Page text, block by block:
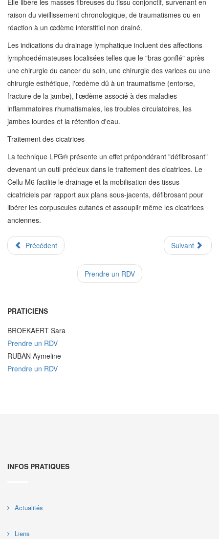
Elle libère les masses fibreuses du tissu conjonctif, survenant en
raison du vieillissement chronologique, de traumatismes ou en
réaction à un œdème interstitiel non drainé.
Les indications du drainage lymphatique incluent des affections
lymphoedémateuses localisées telles que le "bras gonflé" après
une chirurgie du cancer du sein, une chirurgie des varices ou une
chirurgie esthétique, l'œdème dû à un traumatisme (entorse,
fracture de la jambe), l'œdème associé à des maladies
inflammatoires rhumatismales, les troubles circulatoires, les
jambes lourdes et la rétention d'eau.
Traitement des cicatrices
La technique LPG® présente un effet prépondérant "défibrosant"
devenant un outil précieux dans le traitement des cicatrices. Le
Cellu M6 facilite le drainage et la mobilisation des tissus
cicatriciels par rapport aux plans sous-jacents, défibrosant pour
libérer les corpuscules cutanés et assouplir même les cicatrices
anciennes.
Précédent Suivant
Prendre un RDV
PRATICIENS
BROEKAERT Sara
Prendre un RDV
RUBAN Aymeline
Prendre un RDV
INFOS PRATIQUES
Actualités
Liens